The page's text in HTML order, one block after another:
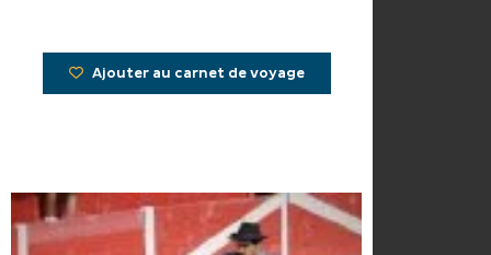
Ajouter au carnet de voyage